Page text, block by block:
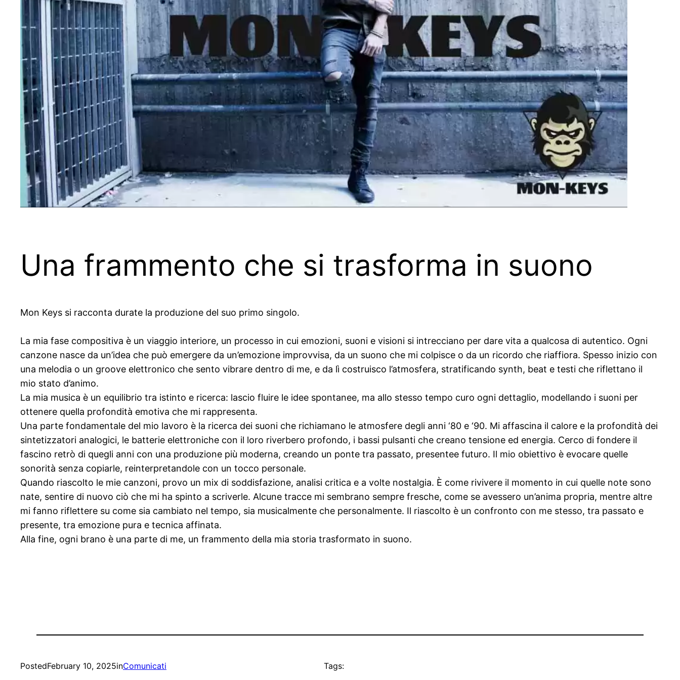
Una frammento che si trasforma in suono
Mon Keys si racconta durate la produzione del suo primo singolo.
La mia fase compositiva è un viaggio interiore, un processo in cui emozioni, suoni e visioni si intrecciano per dare vita a qualcosa di autentico. Ogni
canzone nasce da un’idea che può emergere da un’emozione improvvisa, da un suono che mi colpisce o da un ricordo che riaffiora. Spesso inizio con
una melodia o un groove elettronico che sento vibrare dentro di me, e da lì costruisco l’atmosfera, stratificando synth, beat e testi che riflettano il
mio stato d’animo.
La mia musica è un equilibrio tra istinto e ricerca: lascio fluire le idee spontanee, ma allo stesso tempo curo ogni dettaglio, modellando i suoni per
ottenere quella profondità emotiva che mi rappresenta.
Una parte fondamentale del mio lavoro è la ricerca dei suoni che richiamano le atmosfere degli anni ‘80 e ‘90. Mi affascina il calore e la profondità dei
sintetizzatori analogici, le batterie elettroniche con il loro riverbero profondo, i bassi pulsanti che creano tensione ed energia. Cerco di fondere il
fascino retrò di quegli anni con una produzione più moderna, creando un ponte tra passato, presentee futuro. Il mio obiettivo è evocare quelle
sonorità senza copiarle, reinterpretandole con un tocco personale.
Quando riascolto le mie canzoni, provo un mix di soddisfazione, analisi critica e a volte nostalgia. È come rivivere il momento in cui quelle note sono
nate, sentire di nuovo ciò che mi ha spinto a scriverle. Alcune tracce mi sembrano sempre fresche, come se avessero un’anima propria, mentre altre
mi fanno riflettere su come sia cambiato nel tempo, sia musicalmente che personalmente. Il riascolto è un confronto con me stesso, tra passato e
presente, tra emozione pura e tecnica affinata.
Alla fine, ogni brano è una parte di me, un frammento della mia storia trasformato in suono.
PostedFebruary 10, 2025inComunicati Tags: